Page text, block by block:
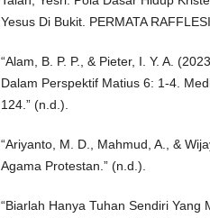
Yesus Di Bukit. PERMATA
“Alam, B. P. P., & Pieter, I. Y. A.
Dalam Perspektif Matius 6: 1-4.
124.” (n.d.).
“Ariyanto, M. D., Mahmud, A., &
Agama Protestan.” (n.d.).
“Biarlah Hanya Tuhan Sendiri Yang